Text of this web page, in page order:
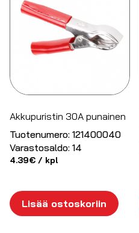
Akkupuristin 30A punainen
Tuotenumero: 121400040
Varastosaldo: 14
4.39€ / kpl
Lisää ostoskoriin